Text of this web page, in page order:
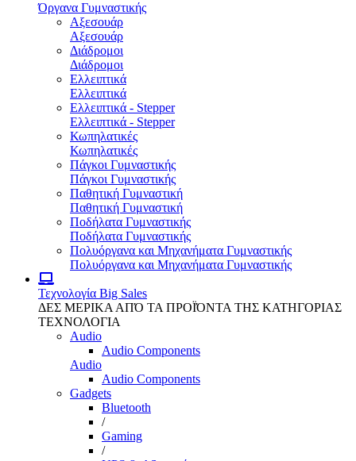
Όργανα Γυμναστικής
Αξεσουάρ
Αξεσουάρ
Διάδρομοι
Διάδρομοι
Ελλειπτικά
Ελλειπτικά
Ελλειπτικά - Stepper
Ελλειπτικά - Stepper
Κωπηλατικές
Κωπηλατικές
Πάγκοι Γυμναστικής
Πάγκοι Γυμναστικής
Παθητική Γυμναστική
Παθητική Γυμναστική
Ποδήλατα Γυμναστικής
Ποδήλατα Γυμναστικής
Πολυόργανα και Μηχανήματα Γυμναστικής
Πολυόργανα και Μηχανήματα Γυμναστικής
Τεχνολογία Big Sales
ΔΕΣ ΜΕΡΙΚΑ ΑΠΌ ΤΑ ΠΡΟΪΌΝΤΑ ΤΗΣ ΚΑΤΗΓΟΡΙΑΣ
ΤΕΧΝΟΛΟΓΙΑ
Audio
Audio Components
Audio
Audio Components
Gadgets
Bluetooth
/
Gaming
/